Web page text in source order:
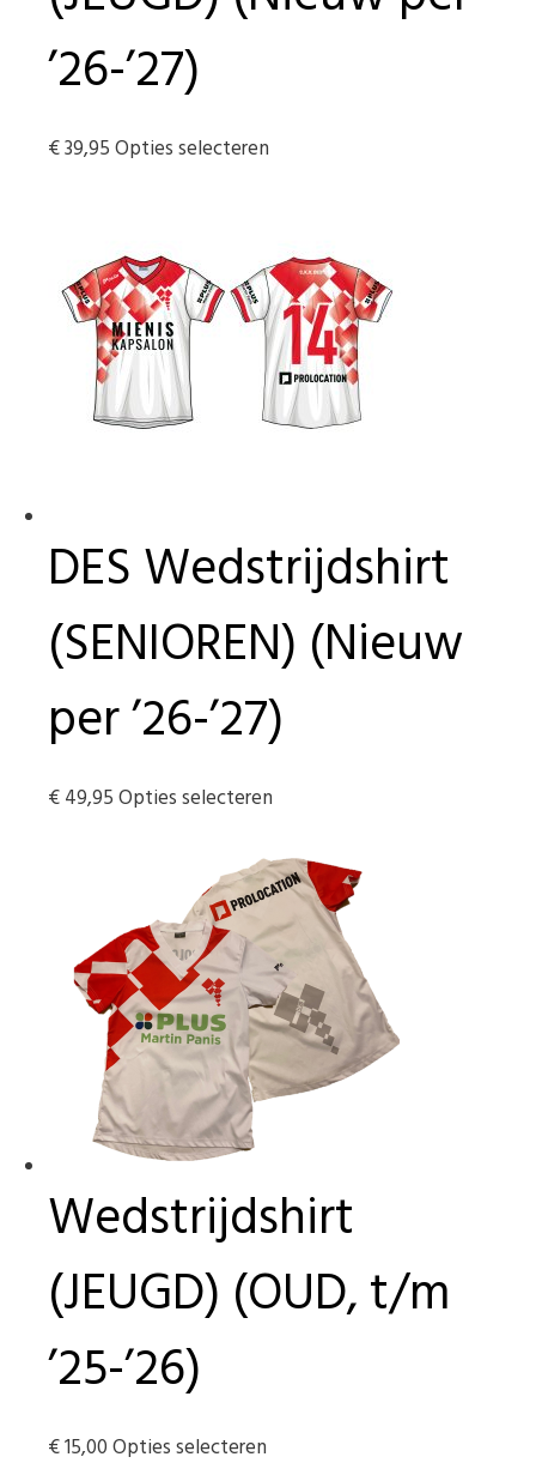
’26-’27)
€39,95Opties selecteren
variaties.
Deze
optie
kan
gekozen
worden
DES Wedstrijdshirt
(SENIOREN) (Nieuw
per ’26-’27)
€49,95Opties selecteren
heeft
meerdere
variaties.
Deze
optie
kan
gekozen
worden
op
Wedstrijdshirt
(JEUGD) (OUD, t/m
’25-’26)
€15,00Opties selecteren